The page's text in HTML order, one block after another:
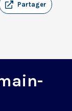
Partager